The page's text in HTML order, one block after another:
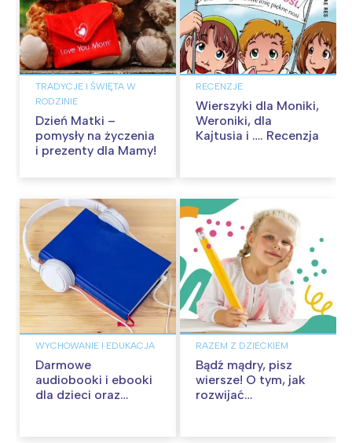
TRADYCJE I ŚWIĘTA W
RODZINIE
Dzień Matki –
pomysły na życzenia
i prezenty dla Mamy!
RECENZJE
Wierszyki dla Moniki,
Weroniki, dla
Kajtusia i …. Recenzja
WYCHOWANIE I EDUKACJA
Darmowe
audiobooki i ebooki
dla dzieci oraz
RAZEM Z DZIECKIEM
Bądź mądry, pisz
wiersze! O tym, jak
rozwijać